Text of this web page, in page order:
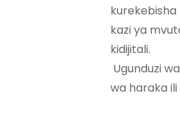
kazi ya
kidijitali.
Ugunduzi
wa haraka